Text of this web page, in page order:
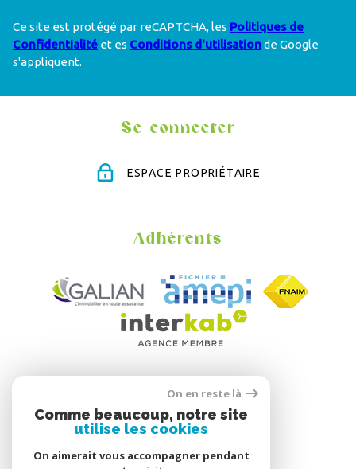
Confidentialitéet esConditions d'utilisationde Google
s'appliquent.
Ce site est protégé par reCAPTCHA, les Politiques de
Confidentialité et es Conditions d'utilisationde Google
s'appliquent.
Se connecter
ESPACE PROPRIÉTAIRE
Adhérents
On en reste là
Comme beaucoup, notre site
utilise les cookies
On aimerait vous accompagner pendant